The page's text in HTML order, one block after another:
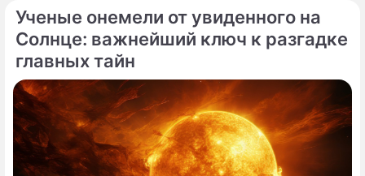
перечеркнул все наши прошлые
представления о здоровье.
Ученые онемели от увиденного на
Солнце: важнейший ключ к разгадке
главных тайн